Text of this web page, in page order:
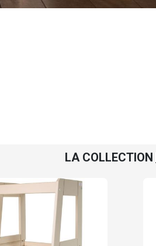
LA COLLECTION